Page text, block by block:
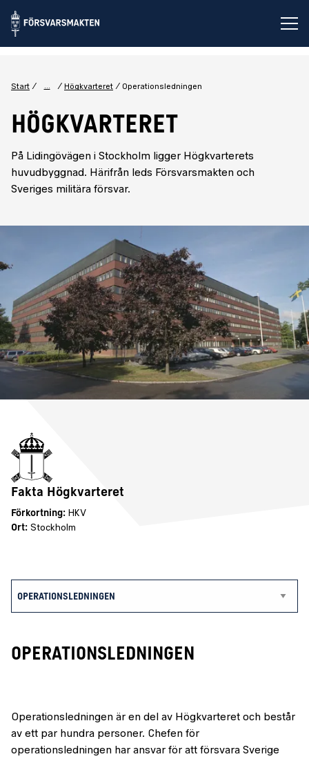
Start ... Högkvarteret Operationsledningen
HÖGKVARTERET
På Lidingövägen i Stockholm ligger Högkvarterets
huvudbyggnad. Härifrån leds Försvarsmakten och
Sveriges militära försvar.
Fakta Högkvarteret
Förkortning: HKV
Ort: Stockholm
Operationsledningen
Operationsledningen är en del av Högkvarteret och består
av ett par hundra personer. Chefen för
operationsledningen har ansvar för att försvara Sverige